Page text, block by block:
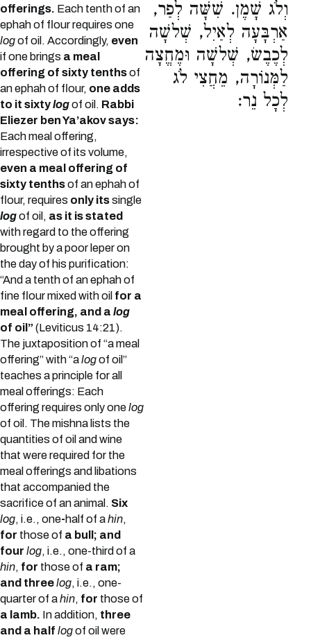
offerings. Each tenth of an
ephah of flour requires one
logof oil. Accordingly, even
if one brings a meal
offering of sixty tenthsof
an ephah of flour, one adds
to it sixtylogof oil. Rabbi
Eliezer ben Ya’akov says:
Each meal offering,
irrespective of its volume,
even a meal offering of
sixty tenthsof an ephah of
flour, requires only itssingle
logof oil, as it is stated
with regard to the offering
brought by a poor leper on
the day of his purification:
“And a tenth of an ephah of
fine flour mixed with oil for a
meal offering, and a log
of oil” (Leviticus 14:21).
The juxtaposition of “a meal
offering” with “alogof oil”
teaches a principle for all
meal offerings: Each
offering requires only onelog
of oil. The mishna lists the
quantities of oil and wine
that were required for the
meal offerings and libations
that accompanied the
sacrifice of an animal. Six
log, i.e., one-half of ahin,
for those of a bull; and
four log, i.e., one-third of a
hin, for those of a ram;
and threelog, i.e., one-
quarter of ahin, for those of
a lamb. In addition, three
and a half logof oil were
וְלֹג שָׁמֶן. שִׁשָּׁה לְפַר,
אַרְבָּעָה לְאַיִל, שְׁלשָׁה
לְכֶבֶשׂ, שְׁלשָׁה וּמֶחֱצָה
לַמְּנוֹרָה, מֵחֲצִי לֹג
לְכָל נֵר: